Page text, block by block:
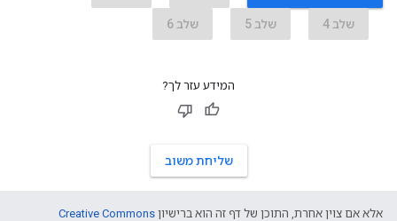
שלב 4 שלב 5 שלב 6
המידע עזר לך?
שליחת משוב
אלא אם צוין אחרת, התוכן של דף זה הוא ברישיון Creative Commons